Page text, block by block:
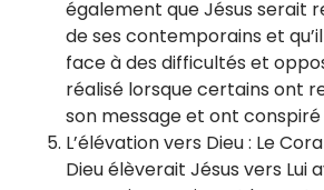
également que Jésus serait
de ses contemporains et
face à des difficultés et
réalisé lorsque certains ont
son message et ont
L’élévation vers Dieu : Le
Dieu élèverait Jésus vers Lui